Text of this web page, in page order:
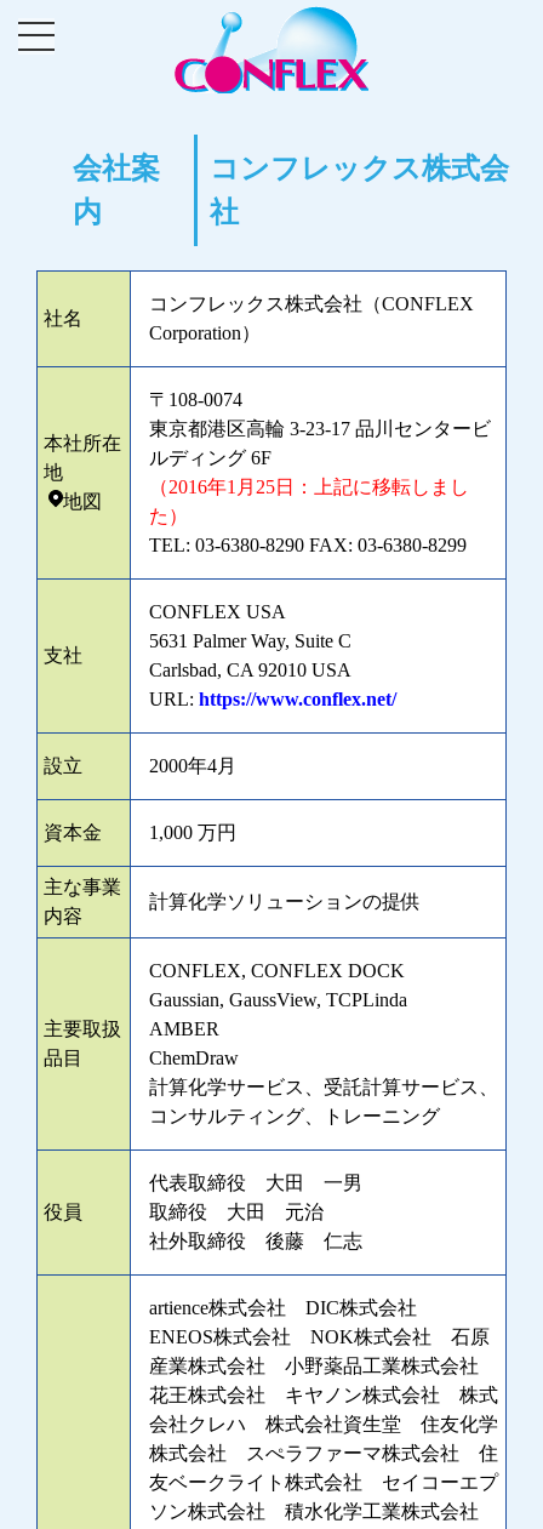
会社案
内
コンフレックス株式会
社
社名
コンフレックス株式会社（CONFLEX
Corporation）
本社所在
地
地図
〒108-0074
東京都港区高輪 3-23-17 品川センタービ
ルディング 6F
（2016年1月25日：上記に移転しまし
た）
TEL: 03-6380-8290 FAX: 03-6380-8299
支社
CONFLEX USA
5631 Palmer Way, Suite C
Carlsbad, CA 92010 USA
URL: https://www.conflex.net/
設立 2000年4月
資本金 1,000 万円
主な事業
内容
計算化学ソリューションの提供
主要取扱
品目
CONFLEX, CONFLEX DOCK
Gaussian, GaussView, TCPLinda
AMBER
ChemDraw
計算化学サービス、受託計算サービス、
コンサルティング、トレーニング
役員
代表取締役 大田 一男
取締役 大田 元治
社外取締役 後藤 仁志
artience株式会社 DIC株式会社
ENEOS株式会社 NOK株式会社 石原
産業株式会社 小野薬品工業株式会社
花王株式会社 キヤノン株式会社 株式
会社クレハ 株式会社資生堂 住友化学
株式会社 スぺラファーマ株式会社 住
友ベークライト株式会社 セイコーエプ
ソン株式会社 積水化学工業株式会社